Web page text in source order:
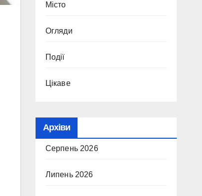
Місто
Огляди
Події
Цікаве
Архіви
Серпень 2026
Липень 2026